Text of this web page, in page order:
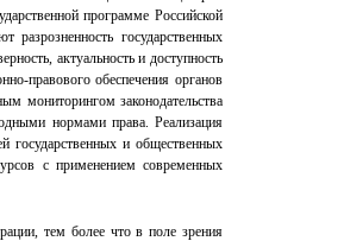
программе Российской
государственных
актуальность и доступность
правового обеспечения органов
мониторингом законодательства
нормами права. Реализация
государственных и общественных
с применением современных
, тем более что в поле зрения